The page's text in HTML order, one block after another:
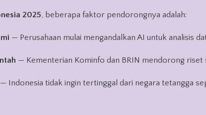
2025, beberapa faktor pendorongnya adalah:
— Perusahaan mulai mengandalkan AI untuk analisis
— Kementerian Kominfo dan BRIN mendorong
— Indonesia tidak ingin tertinggal dari negara tetangga